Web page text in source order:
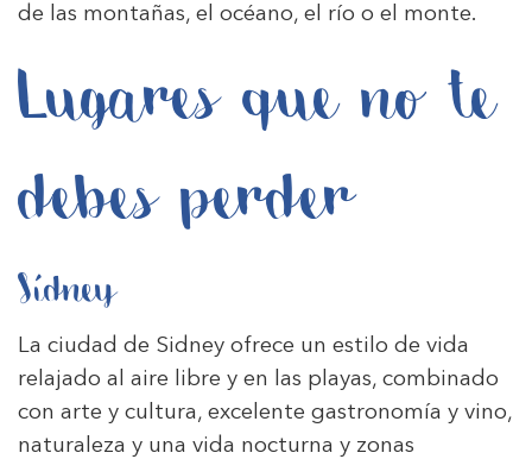
de las montañas, el océano, el río o el monte.
Lugares que no te
debes perder
Sídney
La ciudad de Sidney ofrece un estilo de vida
relajado al aire libre y en las playas, combinado
con arte y cultura, excelente gastronomía y vino,
naturaleza y una vida nocturna y zonas